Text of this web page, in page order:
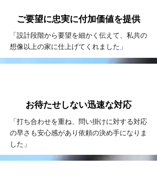
ご要望に忠実に付加価値を提供
「設計段階から要望を細かく伝えて、私共の
想像以上の家に仕上げてくれました」
お待たせしない​迅速な対応
「打ち合わせを重ね、問い掛けに対する対応
の早さも安心感があり依頼の決め手になりま
した」